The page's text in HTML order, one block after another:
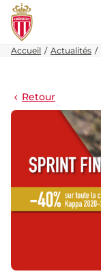
Accueil Actualités
Retour